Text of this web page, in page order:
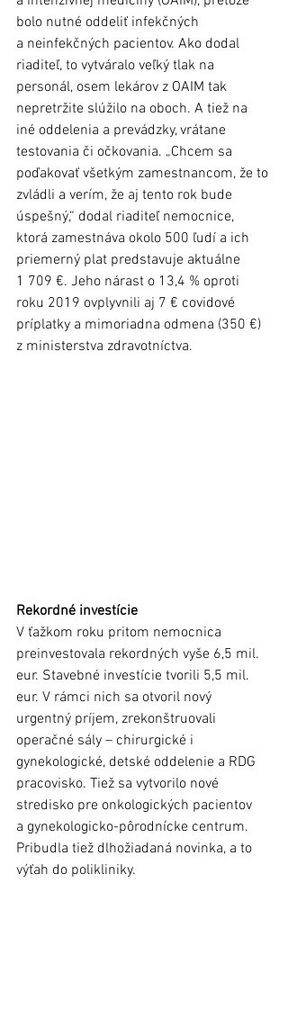
bolo nutné oddeliť infekčných
a neinfekčných pacientov. Ako dodal
riaditeľ, to vytváralo veľký tlak na
personál, osem lekárov z OAIM tak
nepretržite slúžilo na oboch. A tiež na
iné oddelenia a prevádzky, vrátane
testovania či očkovania. „Chcem sa
poďakovať všetkým zamestnancom, že to
zvládli a verím, že aj tento rok bude
úspešný,“ dodal riaditeľ nemocnice,
ktorá zamestnáva okolo 500 ľudí a ich
priemerný plat predstavuje aktuálne
1 709 €. Jeho nárast o 13,4 % oproti
roku 2019 ovplyvnili aj 7 € covidové
príplatky a mimoriadna odmena (350 €)
z ministerstva zdravotníctva.
Rekordné investície
V ťažkom roku pritom nemocnica
preinvestovala rekordných vyše 6,5 mil.
eur. Stavebné investície tvorili 5,5 mil.
eur. V rámci nich sa otvoril nový
urgentný príjem, zrekonštruovali
operačné sály – chirurgické i
gynekologické, detské oddelenie a RDG
pracovisko. Tiež sa vytvorilo nové
stredisko pre onkologických pacientov
a gynekologicko-pôrodnícke centrum.
Pribudla tiež dlhožiadaná novinka, a to
výťah do polikliniky.